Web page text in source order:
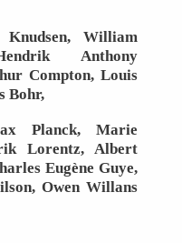
William
Anthony
Compton, Louis
Bohr,
Planck, Marie
Lorentz, Albert
Eugène Guye,
Owen Willans